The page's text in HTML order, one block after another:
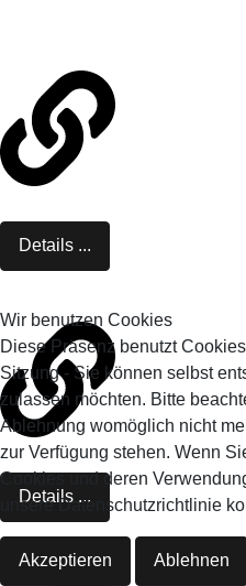
Details ...
Details ...
Wir benutzen Cookies
Diese Präsenz benutzt
Sitzung - Sie können selbst
zulassen möchten. Bitte
Ablehnung womöglich nicht
zur Verfügung stehen. Wenn
Cookies und deren
unsere Datenschutzrichtlinie
Akzeptieren Ablehnen